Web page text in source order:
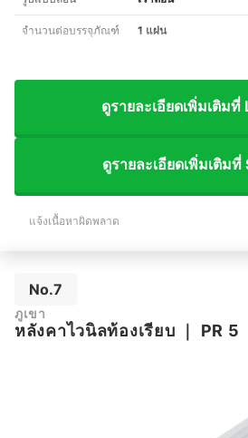
จำนวนต่อบรรจุภัณฑ์ 1 แผ่น
ดูรายละเอียดเพิ่มเติมที่
ดูรายละเอียดเพิ่มเติมที่
แจ้งเนื้อหาผิดพลาด
No.7
ภูเขา
หลังคาไวนิลท้องเรียบ ｜ PR 5